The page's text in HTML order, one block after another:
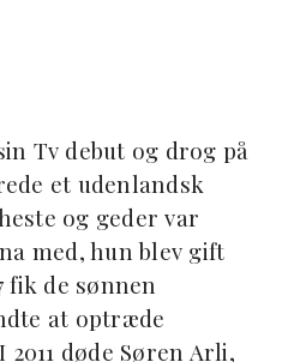
Tv debut og drog på
et udenlandsk
og geder var
med, hun blev gift
fik de sønnen
at optræde
døde Søren Arli,